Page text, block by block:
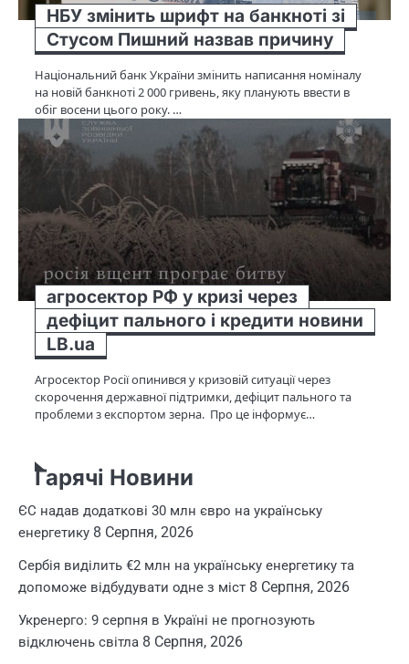
НБУ змінить шрифт на банкноті зі
Стусом Пишний назвав причину
Національний банк України змінить написання номіналу
на новій банкноті 2 000 гривень, яку планують ввести в
обіг восени цього року. …
агросектор РФ у кризі через
дефіцит пального і кредити новини
LB.ua
Агросектор Росії опинився у кризовій ситуації через
скорочення державної підтримки, дефіцит пального та
проблеми з експортом зерна. Про це інформує…
Гарячі Новини
ЄС надав додаткові 30 млн євро на українську
енергетику 8 Серпня, 2026
Сербія виділить €2 млн на українську енергетику та
допоможе відбудувати одне з міст 8 Серпня, 2026
Укренерго: 9 серпня в Україні не прогнозують
відключень світла 8 Серпня, 2026